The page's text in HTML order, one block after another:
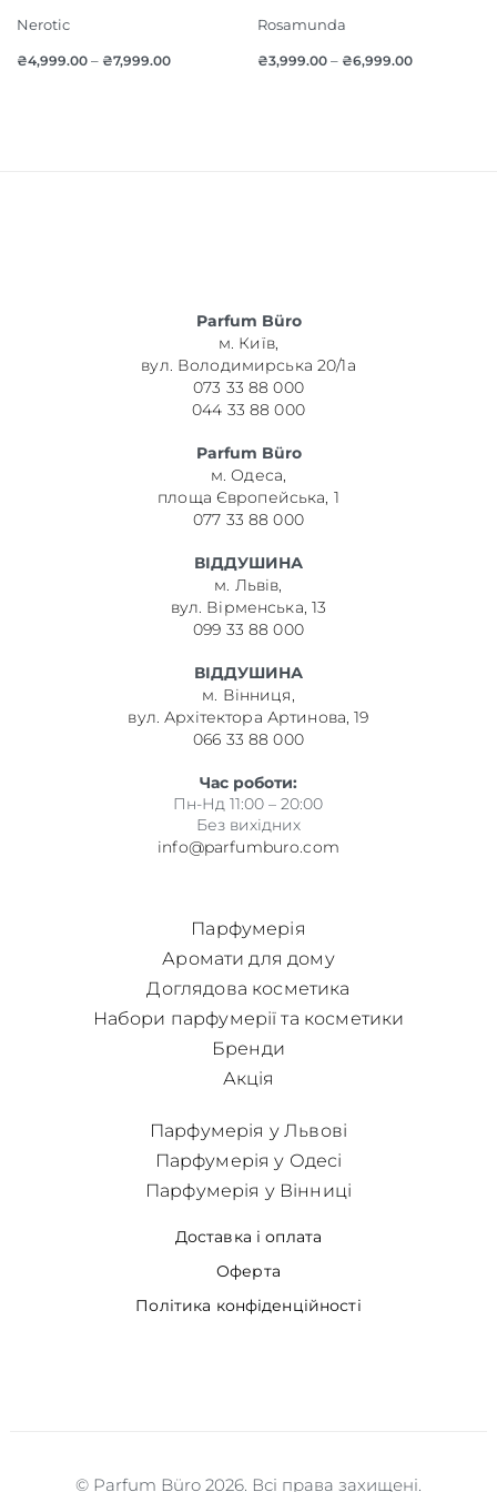
Nerotic
₴4,999.00 – ₴7,999.00
Rosamunda
₴3,999.00 – ₴6,999.00
Parfum Büro
м. Київ,
вул. Володимирська 20/1а
073 33 88 000
044 33 88 000
Parfum Büro
м. Одеса,
площа Європейська, 1
077 33 88 000
ВІДДУШИНА
м. Львів,
вул. Вірменська, 13
099 33 88 000
ВІДДУШИНА
м. Вінниця,
вул. Архітектора Артинова, 19
066 33 88 000
Час роботи:
Пн-Нд 11:00 – 20:00
Без вихідних
info@parfumburo.com
Парфумерія
Аромати для дому
Доглядова косметика
Набори парфумерії та косметики
Бренди
Акція
Доставка і оплата
Оферта
Політика конфіденційності
Парфумерія у Львові
Парфумерія у Одесі
Парфумерія у Вінниці
© Parfum Büro 2026. Всі права захищені.